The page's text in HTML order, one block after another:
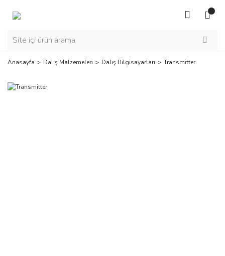
Anasayfa Dalış Malzemeleri Dalış Bilgisayarları Transmitter